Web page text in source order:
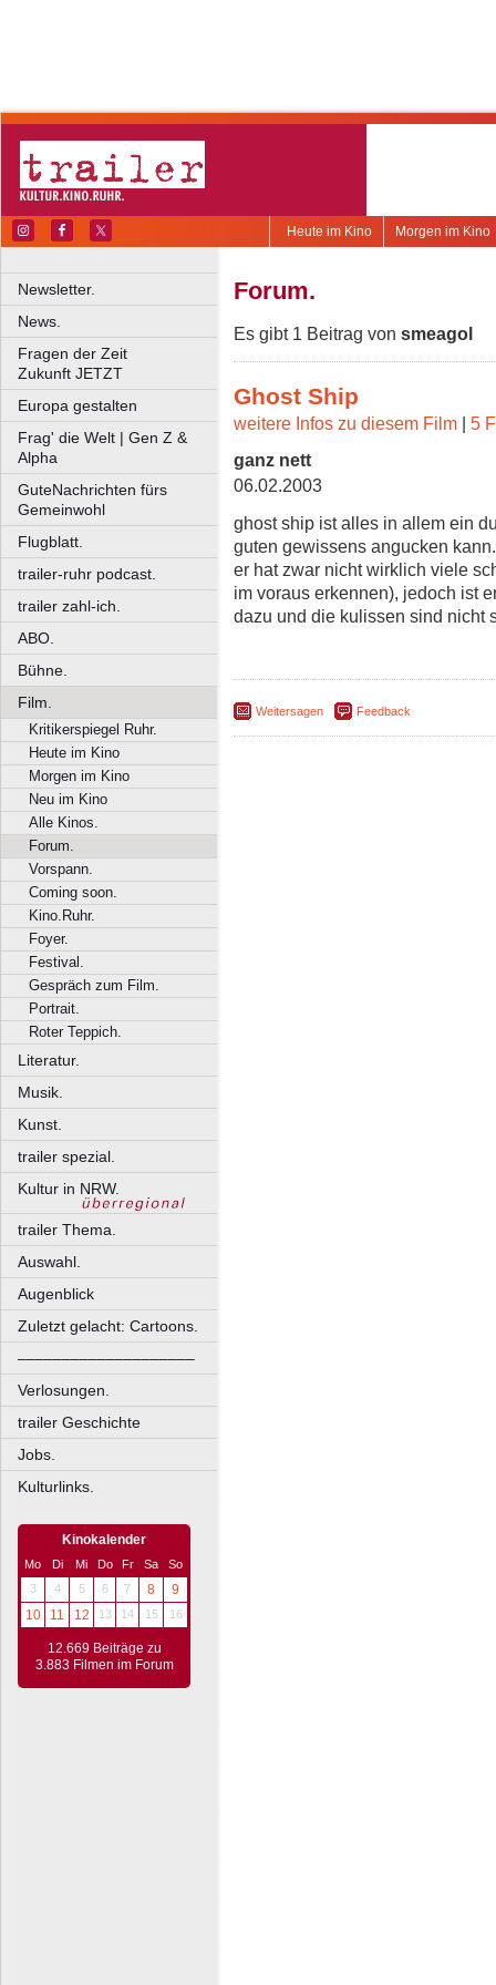
Morgen im Kino
Heute im Kino
Newsletter.
News.
Fragen der Zeit
Zukunft JETZT
Europa gestalten
Frag' die Welt | Gen Z &
Alpha
GuteNachrichten fürs
Gemeinwohl
Flugblatt.
trailer-ruhr podcast.
trailer zahl-ich.
ABO.
Bühne.
Film.
Kritikerspiegel Ruhr.
Heute im Kino
Morgen im Kino
Neu im Kino
Alle Kinos.
Forum.
Vorspann.
Coming soon.
Kino.Ruhr.
Foyer.
Festival.
Gespräch zum Film.
Portrait.
Roter Teppich.
Literatur.
Musik.
Kunst.
trailer spezial.
Kultur in NRW.
trailer Thema.
Auswahl.
Augenblick
Zuletzt gelacht: Cartoons.
––––––––––––––––––––
Verlosungen.
trailer Geschichte
Jobs.
Kulturlinks.
Kinokalender
Mo Di Mi Do Fr Sa
So
3
4 5 6 7 8
9
10
11 12 13 14 15 16
12.669 Beiträge zu
3.883 Filmen im Forum
Forum.
Es gibt 1 Beitrag von smeagol
Ghost Ship
weitere Infos zu diesem Film | 5
ganz nett
06.02.2003
ghost ship ist alles in allem ein
guten gewissens angucken kann.
er hat zwar nicht wirklich viele
im voraus erkennen), jedoch ist
dazu und die kulissen sind nicht
Weitersagen Feedback